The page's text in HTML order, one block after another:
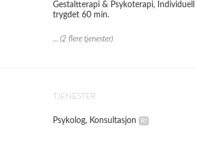
Gestaltterapi & Psykoterapi,
trygdet 60 min.
... (2 flere tjenester)
TJENESTER
Psykolog, Konsultasjon